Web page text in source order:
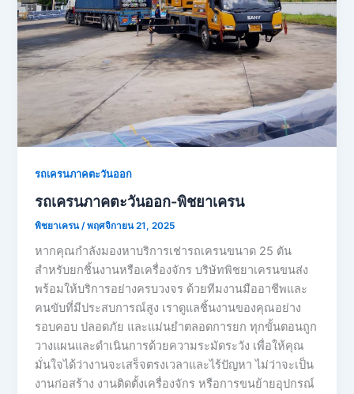
รถเครนภาคตะวันออก
รถเครนภาคตะวันออก-พิชยาเครน
พิชยาเครน /พฤศจิกายน 21, 2025
หากคุณกำลังมองหาบริการเช่ารถเครนขนาด 25 ตัน
สำหรับยกชิ้นงานหรือเครื่องจักร บริษัทพิชยาเครนขนส่ง
พร้อมให้บริการอย่างครบวงจร ด้วยทีมงานมืออาชีพและ
คนขับที่มีประสบการณ์สูง เราดูแลชิ้นงานของคุณอย่าง
รอบคอบ ปลอดภัย และแม่นยำตลอดการยก ทุกขั้นตอนถูก
วางแผนและดำเนินการด้วยความระมัดระวัง เพื่อให้คุณ
มั่นใจได้ว่างานจะเสร็จตรงเวลาและไร้ปัญหา ไม่ว่าจะเป็น
งานก่อสร้าง งานติดตั้งเครื่องจักร หรือการขนย้ายอุปกรณ์